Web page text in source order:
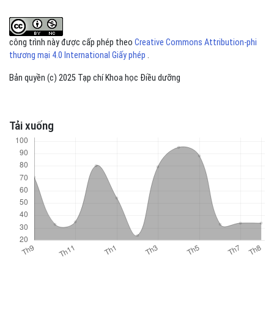
Tải xuống
công trình này được cấp phép theo Creative Commons Attribution-phi
thương mại 4.0 International Giấy phép .
Bản quyền (c) 2025 Tạp chí Khoa học Điều dưỡng